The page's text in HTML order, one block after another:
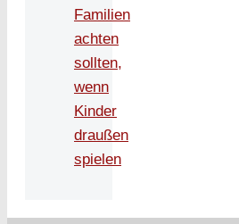
Familien
achten
sollten,
wenn
Kinder
draußen
spielen